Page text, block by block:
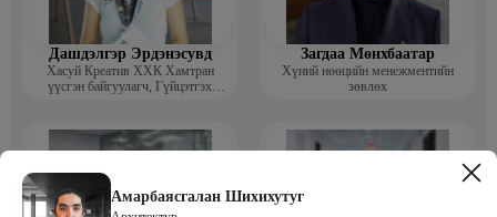
Амарбаясгалан Шихихутуг
Дашдэлгэр Эрдэнэсувд
Хасуй Креатив ХХК Хамтран
үүсгэн байгуулагч, Гүйцэтгэх
Загдаа Мөнхбаатар
Хүний нөөцийн менежментийн
зөвлөх